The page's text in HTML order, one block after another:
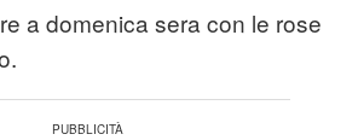
a domenica sera con le rose